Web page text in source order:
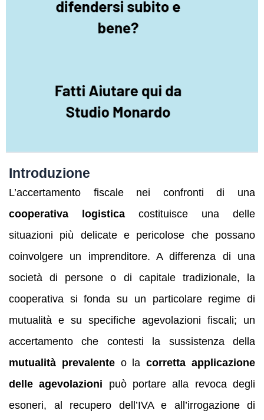
Introduzione
L’accertamento fiscale nei confronti di una
cooperativa logistica costituisce una delle
situazioni più delicate e pericolose che possano
coinvolgere un imprenditore. A differenza di una
società di persone o di capitale tradizionale, la
cooperativa si fonda su un particolare regime di
mutualità e su specifiche agevolazioni fiscali; un
accertamento che contesti la sussistenza della
mutualità prevalenteo lacorretta applicazione
delle agevolazioni può portare alla revoca degli
esoneri, al recupero dell’IVA e all’irrogazione di